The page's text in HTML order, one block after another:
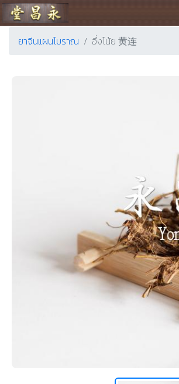
ร้านขายยา ย่งเชียงตึ๊ง
ยาจีนแผนโบราณ อึ่งโน้ย 黄连